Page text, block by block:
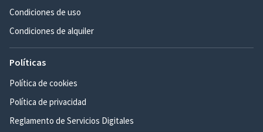
Condiciones de uso
Condiciones de alquiler
Políticas
Política de cookies
Política de privacidad
Reglamento de Servicios Digitales